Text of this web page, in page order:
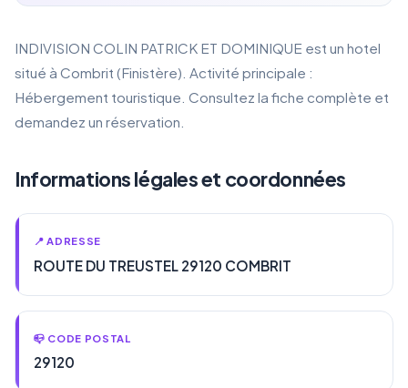
INDIVISION COLIN PATRICK ET DOMINIQUE est un hotel
situé à Combrit (Finistère). Activité principale :
Hébergement touristique. Consultez la fiche complète et
demandez un réservation.
Informations légales et coordonnées
📍 ADRESSE
ROUTE DU TREUSTEL 29120 COMBRIT
📪 CODE POSTAL
29120